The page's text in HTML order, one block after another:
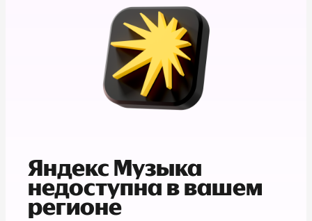
Яндекс Музыка
недоступна в вашем
регионе